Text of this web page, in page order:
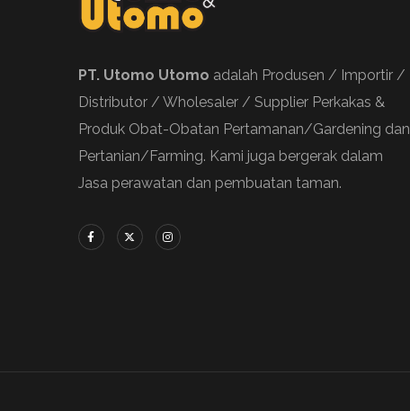
PT. Utomo Utomo adalah Produsen / Importir /
Distributor / Wholesaler / Supplier Perkakas &
Produk Obat-Obatan Pertamanan/Gardening dan
Pertanian/Farming. Kami juga bergerak dalam
Jasa perawatan dan pembuatan taman.